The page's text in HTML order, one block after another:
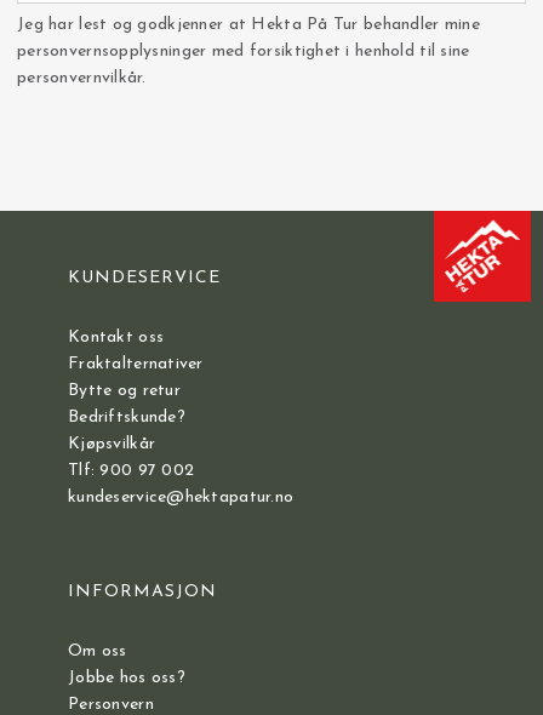
Jeg har lest og godkjenner at Hekta På Tur behandler mine
personvernsopplysninger med forsiktighet i henhold til sine
personvernvilkår.
KUNDESERVICE
Kontakt oss
Fraktalternativer
Bytte og retur
Bedriftskunde?
Kjøpsvilkår
Tlf: 900 97 002
kundeservice@hektapatur.no
INFORMASJON
Om oss
Jobbe hos oss?
Personvern